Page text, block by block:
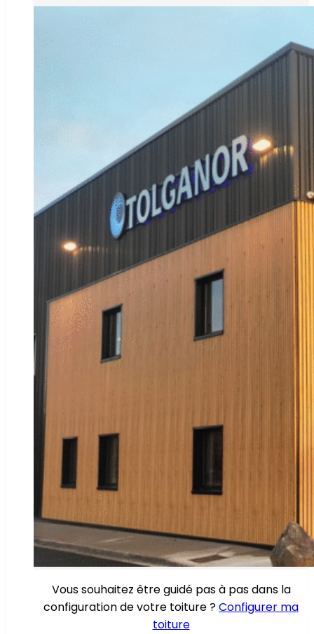
Vous souhaitez être guidé pas à pas dans la
configuration de votre toiture ?Configurer ma
toiture